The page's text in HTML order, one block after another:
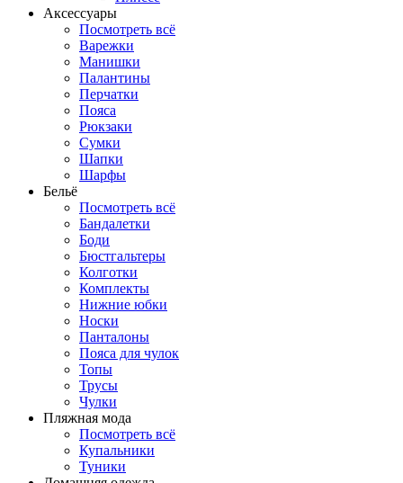
Аксессуары
Посмотреть всё
Варежки
Манишки
Палантины
Перчатки
Пояса
Рюкзаки
Сумки
Шапки
Шарфы
Бельё
Посмотреть всё
Бандалетки
Боди
Бюстгальтеры
Колготки
Комплекты
Нижние юбки
Носки
Панталоны
Поясa для чулок
Топы
Трусы
Чулки
Пляжная мода
Посмотреть всё
Купальники
Туники